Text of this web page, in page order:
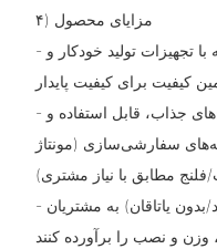
۴) مزایای محصول
- تولید مستحکم و تحت کنترل کارخانه با تجهیزات تولید خودکار و
- گزینه‌های طراحی اثبات‌شده (طرح‌های جذاب، قابل استفاده و
سفارشی‌سازی (مونتاژ
- طیف گسترده مدل‌ها و انواع (استاندارد/بدون یاتاقان) به مشتریان